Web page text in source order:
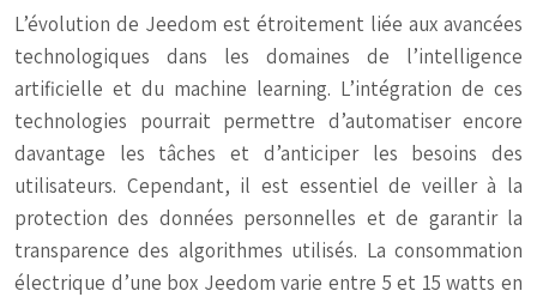
L’évolution de Jeedom est étroitement liée aux avancées
technologiques dans les domaines de l’intelligence
artificielle et du machine learning. L’intégration de ces
technologies pourrait permettre d’automatiser encore
davantage les tâches et d’anticiper les besoins des
utilisateurs. Cependant, il est essentiel de veiller à la
protection des données personnelles et de garantir la
transparence des algorithmes utilisés. La consommation
électrique d’une box Jeedom varie entre 5 et 15 watts en